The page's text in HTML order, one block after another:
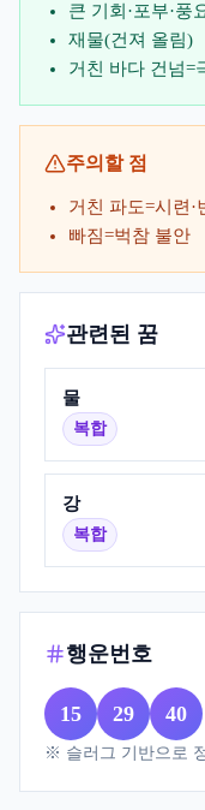
큰 기회·포부·풍
재물(건져 올림)
거친 바다 건넘=
주의할 점
거친 파도=시련·
빠짐=벅참 불안
관련된 꿈
물
복합
강
복합
행운번호
15 29 40
※ 슬러그 기반으로